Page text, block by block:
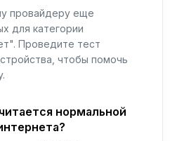
провайдеру еще
для категории
Проведите тест
чтобы помочь
нормальной